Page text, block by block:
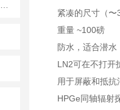
紧凑的尺寸（
重量 ~100磅
防水，适合潜水
LN2可在不打开
用于屏蔽和抵
HPGe同轴辐射